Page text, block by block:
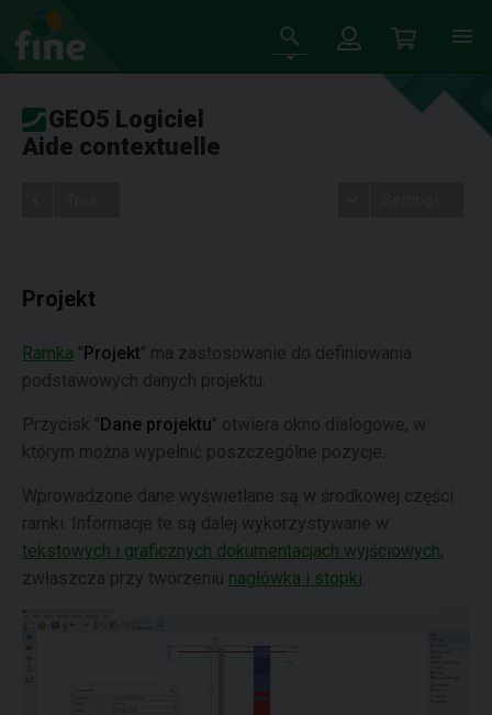
GEO5 Logiciel
Aide contextuelle
Projekt
Ramka "Projekt" ma zastosowanie do definiowania
podstawowych danych projektu.
Przycisk "Dane projektu" otwiera okno dialogowe, w
którym można wypełnić poszczególne pozycje.
Wprowadzone dane wyświetlane są w środkowej części
ramki. Informacje te są dalej wykorzystywane w
tekstowych i graficznych dokumentacjach wyjściowych,
zwłaszcza przy tworzeniu nagłówka i stopki